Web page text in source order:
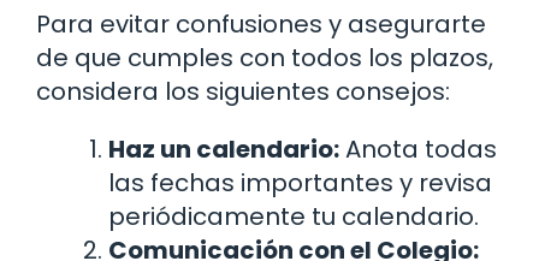
Para evitar confusiones y asegurarte
de que cumples con todos los plazos,
considera los siguientes consejos:
Haz un calendario:Anota todas
las fechas importantes y revisa
periódicamente tu calendario.
Comunicación con el Colegio: